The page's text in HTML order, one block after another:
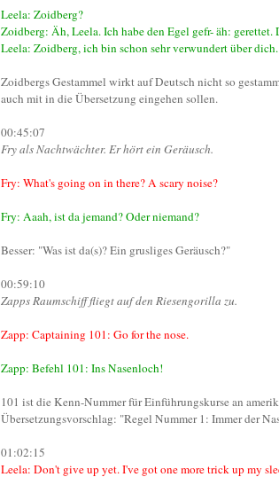
Leela: Zoidberg?
Zoidberg: Äh, Leela. Ich habe den Egel gefr- äh:
Leela: Zoidberg, ich bin schon sehr verwundert über dich.
Zoidbergs Gestammel wirkt auf Deutsch nicht so
auch mit in die Übersetzung eingehen sollen.
00:45:07
Fry als Nachtwächter. Er hört ein Geräusch.
Fry: What's going on in there? A scary noise?
Fry: Aaah, ist da jemand? Oder niemand?
Besser: "Was ist da(s)? Ein grusliges Geräusch?"
00:59:10
Zapps Raumschiff fliegt auf den Riesengorilla zu.
Zapp: Captaining 101: Go for the nose.
Zapp: Befehl 101: Ins Nasenloch!
101 ist die Kenn-Nummer für Einführungskurse an
Übersetzungsvorschlag: "Regel Nummer 1: Immer der
01:02:15
Leela: Don't give up yet. I've got one more trick up my